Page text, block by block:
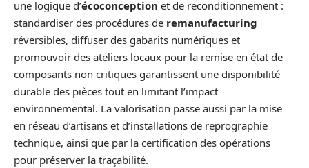
une logique d’écoconception et de reconditionnement :
standardiser des procédures de remanufacturing
réversibles, diffuser des gabarits numériques et
promouvoir des ateliers locaux pour la remise en état de
composants non critiques garantissent une disponibilité
durable des pièces tout en limitant l’impact
environnemental. La valorisation passe aussi par la mise
en réseau d’artisans et d’installations de reprographie
technique, ainsi que par la certification des opérations
pour préserver la traçabilité.